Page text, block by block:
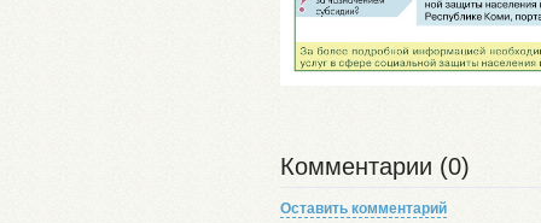
Комментарии (0)
Оставить комментарий